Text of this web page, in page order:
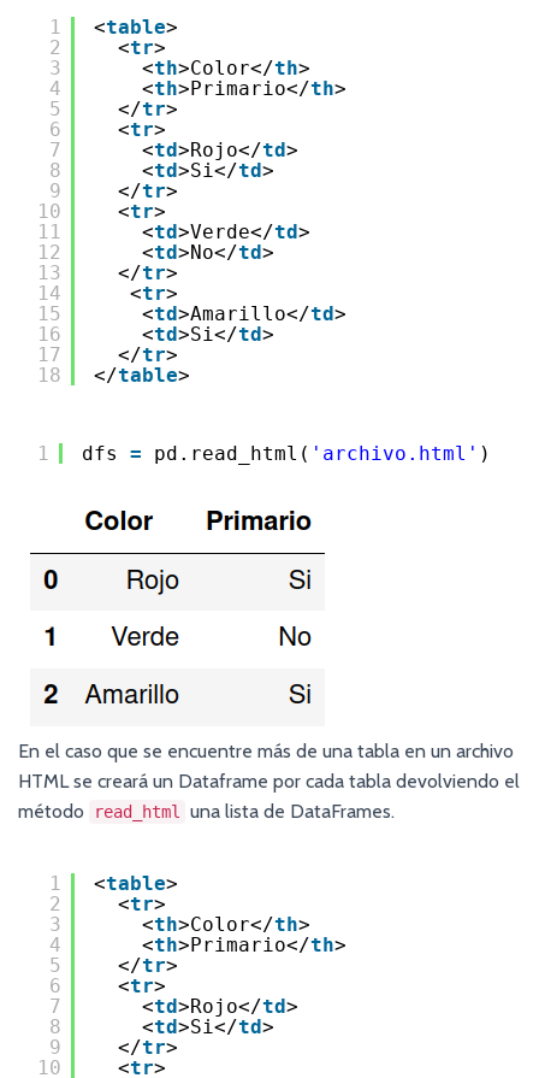
1
2
3
4
5
6
7
8
9
10
11
12
13
14
15
16
17
18
<table>
<tr>
<th>Color</th>
<th>Primario</th>
</tr>
<tr>
<td>Rojo</td>
<td>Si</td>
</tr>
<tr>
<td>Verde</td>
<td>No</td>
</tr>
<tr>
<td>Amarillo</td>
<td>Si</td>
</tr>
</table>
1 dfs = pd.read_html( 'archivo.html' )
En el caso que se encuentre más de una tabla en un archivo
HTML se creará un Dataframe por cada tabla devolviendo el
método
read_html una lista de DataFrames.
1
2
3
4
5
6
7
8
9
10
<table>
<tr>
<th>Color</th>
<th>Primario</th>
</tr>
<tr>
<td>Rojo</td>
<td>Si</td>
</tr>
<tr>